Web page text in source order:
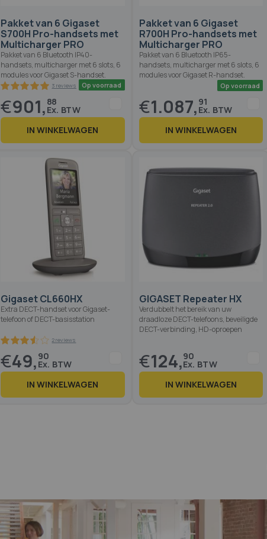
Pakket van 6 Gigaset
S700H Pro-handsets met
Multicharger PRO
Pakket van 6 Bluetooth IP40-
handsets, multicharger met 6 slots, 6
modules voor Gigaset S-handset.
100
3 reviews Op voorraad
€901, 88
IN WINKELWAGEN
Pakket van 6 Gigaset
R700H Pro-handsets met
Multicharger PRO
Pakket van 6 Bluetooth IP65-
handsets, multicharger met 6 slots, 6
modules voor Gigaset R-handset.
€1.087, 91
IN WINKELWAGEN
Gigaset CL660HX
Extra DECT-handset voor Gigaset-
telefoon of DECT-basisstation
70
% of100
€49, 90
IN WINKELWAGEN
GIGASET Repeater HX
Verdubbelt het bereik van uw
draadloze DECT-telefoons, beveiligde
DECT-verbinding, HD-oproepen
€124,90
IN WINKELWAGEN